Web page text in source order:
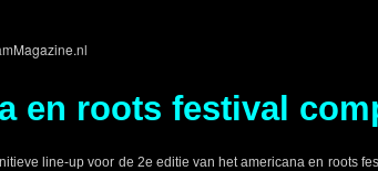
en roots festival
line-up voor de 2e editie van het americana en roots